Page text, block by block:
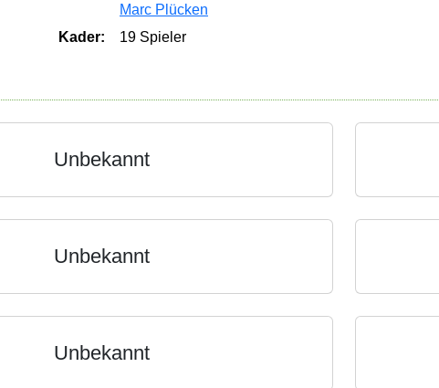
Marc Plücken
Kader:
19 Spieler
Unbekannt
Unbekannt
Unbekannt